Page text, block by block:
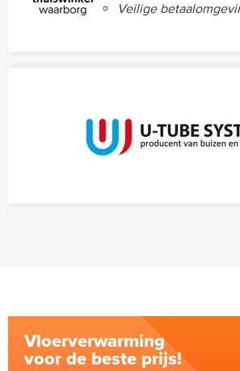
Veilige
Vloerverwarming
voor de beste prijs!